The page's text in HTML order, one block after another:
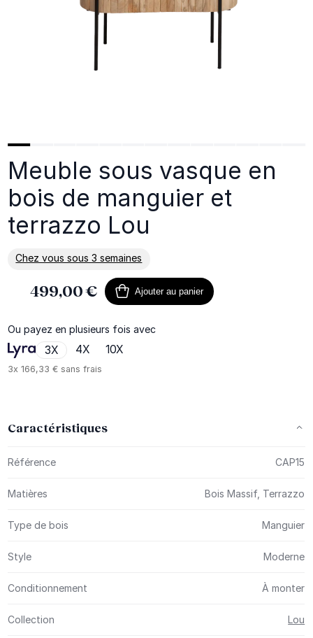
Meuble sous vasque en
bois de manguier et
terrazzo Lou
Chez vous sous 3 semaines
En savoir plus sur la livraison
499,00 € Ajouter au panier
Ou payez en plusieurs fois avec
3X 4X 10X
3x166,33 € sans frais
Caractéristiques
Référence CAP15
Matières Bois Massif, Terrazzo
Type de bois Manguier
Style Moderne
Conditionnement À monter
Collection Lou